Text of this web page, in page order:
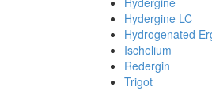
Hydergine LC
Hydrogenated
Ischelium
Redergin
Trigot